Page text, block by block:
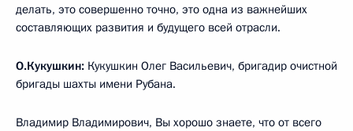
делать, это совершенно точно, это одна из важнейших
составляющих развития и будущего всей отрасли.
О.Кукушкин: Кукушкин Олег Васильевич, бригадир очистной
бригады шахты имени Рубана.
Владимир Владимирович, Вы хорошо знаете, что от всего